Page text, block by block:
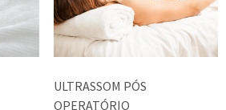
ULTRASSOM PÓS
OPERATÓRIO